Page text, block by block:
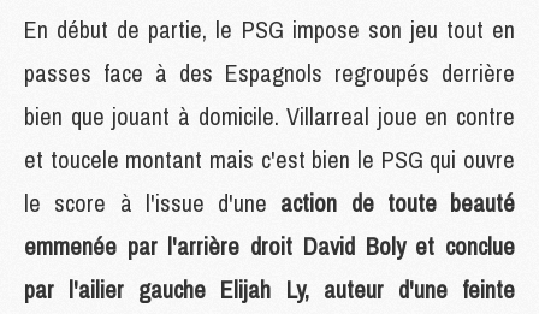
En début de partie, le PSG impose son jeu tout en
passes face à des Espagnols regroupés derrière
bien que jouant à domicile. Villarreal joue en contre
et toucele montant mais c'est bien le PSG qui ouvre
le score à l'issue d'une action de toute beauté
emmenée par l'arrière droit David Boly et conclue
par l'ailier gauche Elijah Ly, auteur d'une feinte